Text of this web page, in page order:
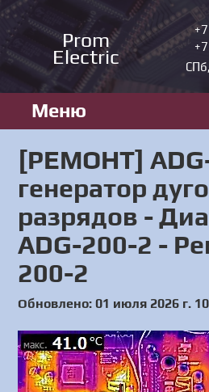
Prom
Electric
Меню
[РЕМОНТ]
генератор
разрядов -
ADG-200-2 -
200-2
Обновлено: 01 июля 2026 г.